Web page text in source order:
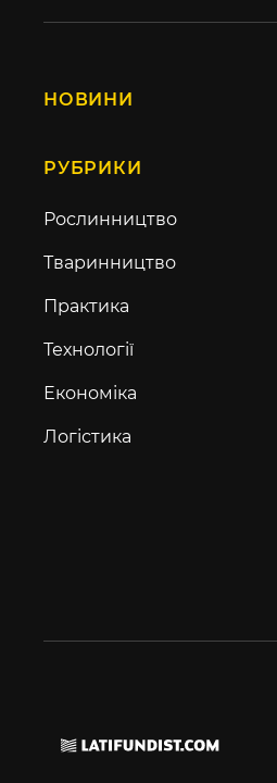
НОВИНИ
РУБРИКИ
Рослинництво
Тваринництво
Практика
Технології
Економіка
Логістика